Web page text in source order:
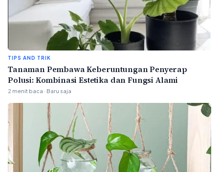
TIPS AND TRIK
Tanaman Pembawa Keberuntungan Penyerap
Polusi: Kombinasi Estetika dan Fungsi Alami
2 menit baca · Baru saja